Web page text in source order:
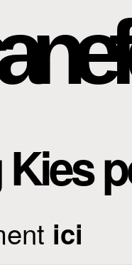
ici